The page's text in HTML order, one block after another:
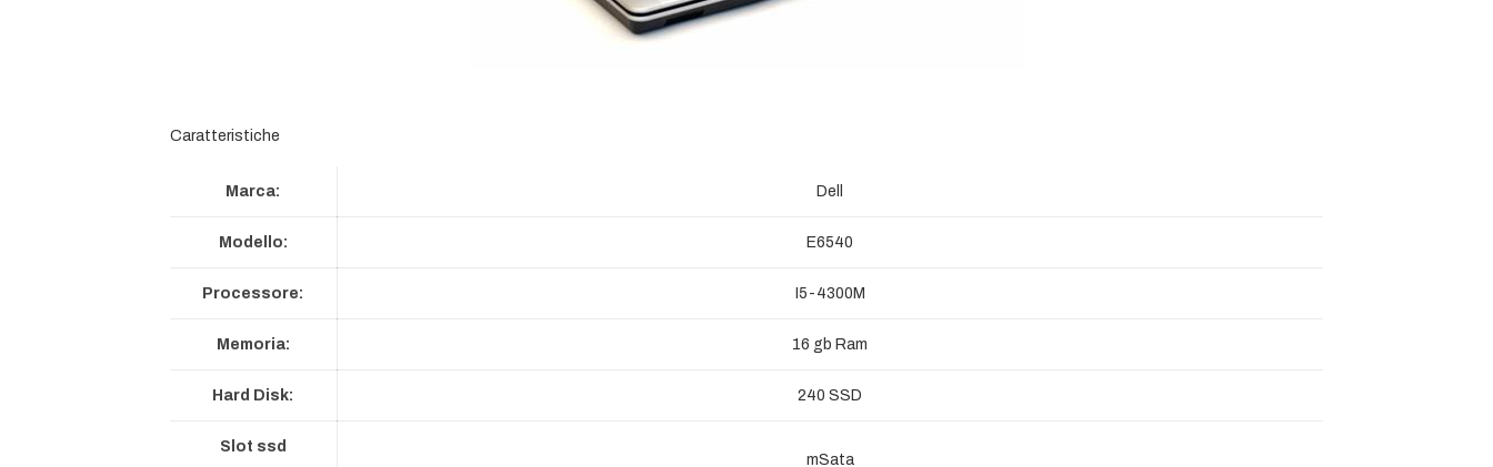
Caratteristiche
Marca: Dell
Modello: E6540
Processore: I5-4300M
Memoria: 16 gb Ram
Hard Disk: 240 SSD
Slot ssd
mSata